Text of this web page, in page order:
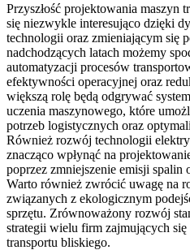
Przyszłość projektowania maszyn
się niezwykle interesująco dzięki
technologii oraz zmieniającym się
nadchodzących latach możemy
automatyzacji procesów
efektywności operacyjnej oraz
większą rolę będą odgrywać
uczenia maszynowego, które
potrzeb logistycznych oraz
Również rozwój technologii
znacząco wpłynąć na
poprzez zmniejszenie emisji spalin
Warto również zwrócić uwagę na
związanych z ekologicznym
sprzętu. Zrównoważony rozwój
strategii wielu firm zajmujących
transportu bliskiego.